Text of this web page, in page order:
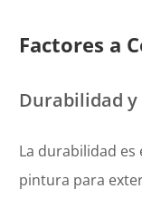
Factores a
Durabilidad y
La durabilidad
pintura para